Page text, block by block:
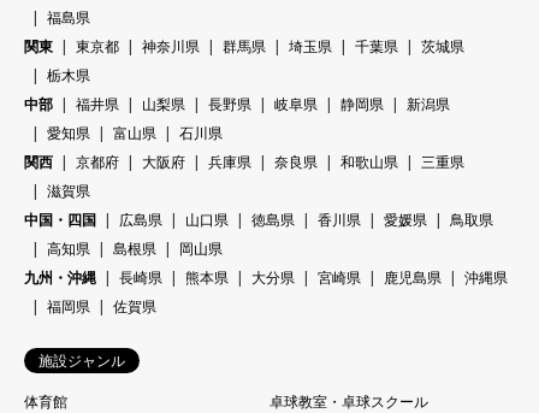
福島県
関東
東京都 神奈川県 群馬県 埼玉県 千葉県
茨城県
栃木県
中部
福井県 山梨県 長野県 岐阜県 静岡県
新潟県
愛知県
富山県
石川県
関西
京都府 大阪府 兵庫県 奈良県 和歌山県
三重県
滋賀県
中国・四国
広島県 山口県 徳島県 香川県 愛媛県
鳥取県
高知県
島根県
岡山県
九州・沖縄
長崎県 熊本県 大分県 宮崎県 鹿児島県
沖縄県
福岡県
佐賀県
施設ジャンル
体育館
卓球教室・卓球スクール